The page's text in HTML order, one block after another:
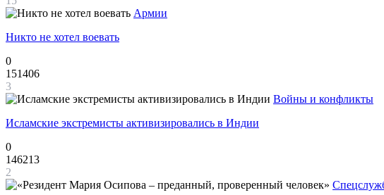
Армии
Никто не хотел воевать
0
151406
3
Войны и конфликты
Исламские экстремисты активизировались в Индии
0
146213
2